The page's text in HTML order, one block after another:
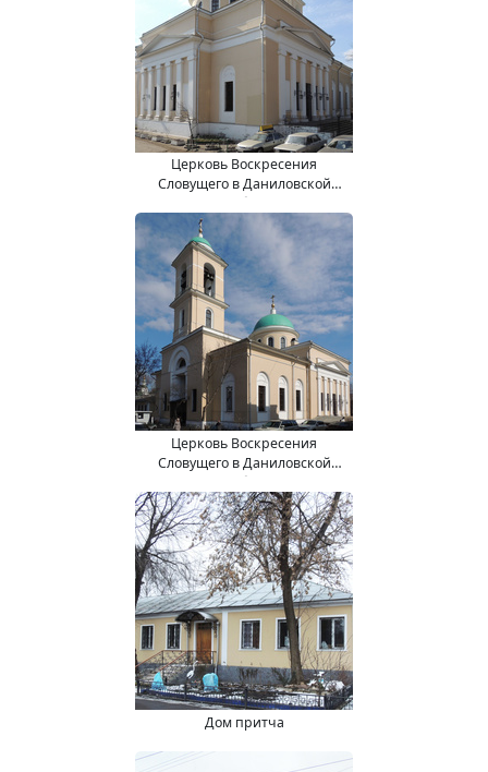
Церковь Воскресения
Словущего в Даниловской
Церковь Воскресения
Словущего в Даниловской
слободе
Дом притча